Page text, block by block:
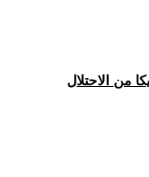
من الاحتلال